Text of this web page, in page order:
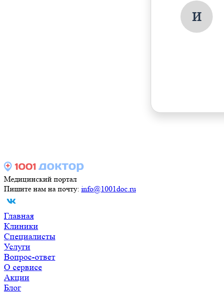
И
Медицинский портал
Пишите нам на почту: info@1001doc.ru
Главная
Клиники
Специалисты
Услуги
Вопрос-ответ
О сервисе
Акции
Блог